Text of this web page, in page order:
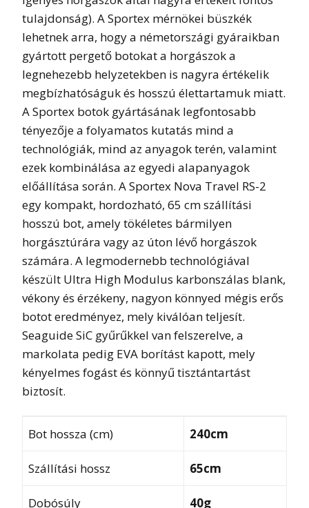
tulajdonság). A Sportex mérnökei büszkék
lehetnek arra, hogy a németországi gyáraikban
gyártott pergető botokat a horgászok a
legnehezebb helyzetekben is nagyra értékelik
megbízhatóságuk és hosszú élettartamuk miatt.
A Sportex botok gyártásának legfontosabb
tényezője a folyamatos kutatás mind a
technológiák, mind az anyagok terén, valamint
ezek kombinálása az egyedi alapanyagok
előállítása során. A Sportex Nova Travel RS-2
egy kompakt, hordozható, 65 cm szállítási
hosszú bot, amely tökéletes bármilyen
horgásztúrára vagy az úton lévő horgászok
számára. A legmodernebb technológiával
készült Ultra High Modulus karbonszálas blank,
vékony és érzékeny, nagyon könnyed mégis erős
botot eredményez, mely kiválóan teljesít.
Seaguide SiC gyűrűkkel van felszerelve, a
markolata pedig EVA borítást kapott, mely
kényelmes fogást és könnyű tisztántartást
biztosít.
Bot hossza (cm) 240cm
Szállítási hossz 65cm
Dobósúly 40g